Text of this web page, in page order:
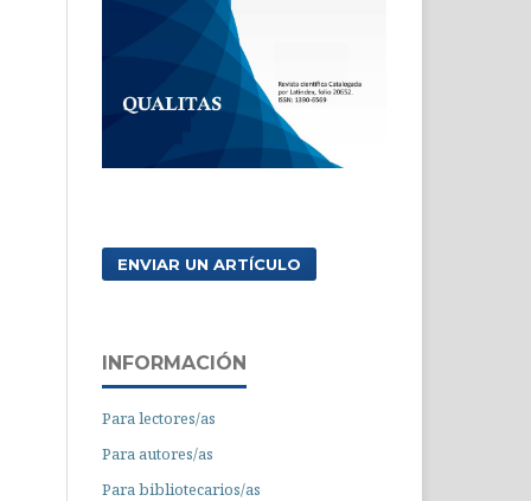
ENVIAR UN ARTÍCULO
INFORMACIÓN
Para lectores/as
Para autores/as
Para bibliotecarios/as